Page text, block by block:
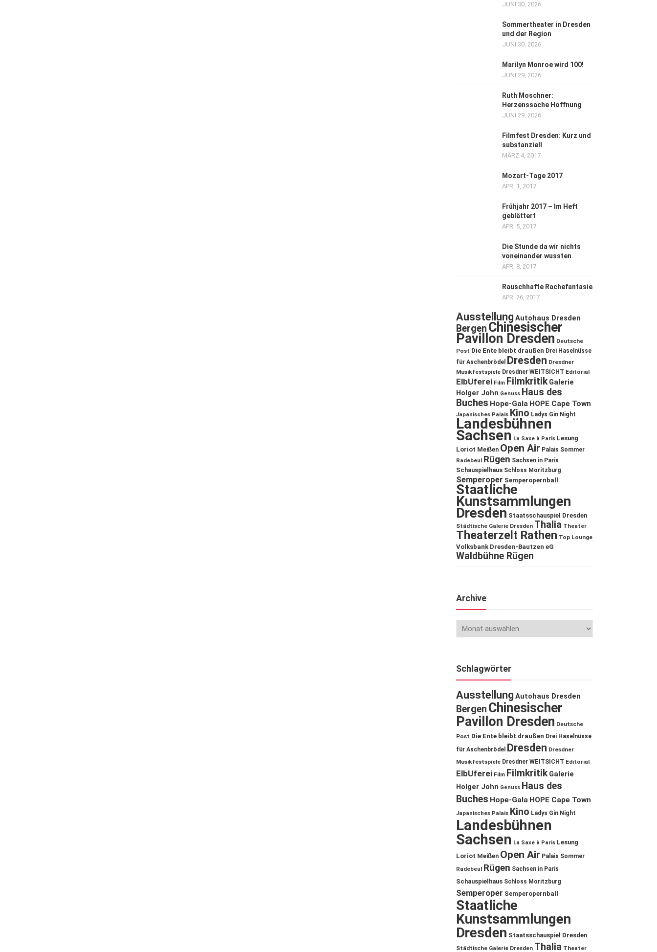
JUNI 30, 2026
Sommertheater in Dresden
und der Region
JUNI 30, 2026
Marilyn Monroe wird 100!
JUNI 29, 2026
Ruth Moschner:
Herzenssache Hoffnung
JUNI 29, 2026
Filmfest Dresden: Kurz und
substanziell
MÄRZ 4, 2017
Mozart-Tage 2017
APR. 1, 2017
Frühjahr 2017 – Im Heft
geblättert
APR. 5, 2017
Die Stunde da wir nichts
voneinander wussten
APR. 8, 2017
Rauschhafte Rachefantasie
APR. 26, 2017
Ausstellung Autohaus Dresden
Bergen Chinesischer
Pavillon Dresden Deutsche
Post Die Ente bleibt draußen Drei Haselnüsse
für Aschenbrödel
Dresden Dresdner
Musikfestspiele Dresdner WEITSICHT Editorial
ElbUferei Film Filmkritik Galerie
Holger John Genuss Haus des
Buches Hope-Gala HOPE Cape Town
Japanisches Palais Kino Ladys Gin Night
Landesbühnen
Sachsen La Saxe à Paris Lesung
Loriot Meißen Open Air Palais Sommer
Radebeul Rügen Sachsen in Paris
Schauspielhaus Schloss Moritzburg
Semperoper Semperopernball
Staatliche
Kunstsammlungen
Dresden Staatsschauspiel Dresden
Städtische Galerie Dresden Thalia Theater
Theaterzelt Rathen Top Lounge
Volksbank Dresden-Bautzen eG
Waldbühne Rügen
Archive
Schlagwörter
Ausstellung Autohaus Dresden
Bergen Chinesischer
Pavillon Dresden Deutsche
Post Die Ente bleibt draußen Drei Haselnüsse
für Aschenbrödel
Dresden Dresdner
Musikfestspiele Dresdner WEITSICHT Editorial
ElbUferei Film Filmkritik Galerie
Holger John Genuss Haus des
Buches Hope-Gala HOPE Cape Town
Japanisches Palais Kino Ladys Gin Night
Landesbühnen
Sachsen La Saxe à Paris Lesung
Loriot Meißen Open Air Palais Sommer
Radebeul Rügen Sachsen in Paris
Schauspielhaus Schloss Moritzburg
Semperoper Semperopernball
Staatliche
Kunstsammlungen
Dresden Staatsschauspiel Dresden
Städtische Galerie Dresden Thalia Theater